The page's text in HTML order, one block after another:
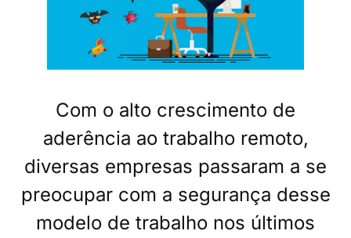
Com o alto crescimento de
aderência ao trabalho remoto,
diversas empresas passaram a se
preocupar com a segurança desse
modelo de trabalho nos últimos